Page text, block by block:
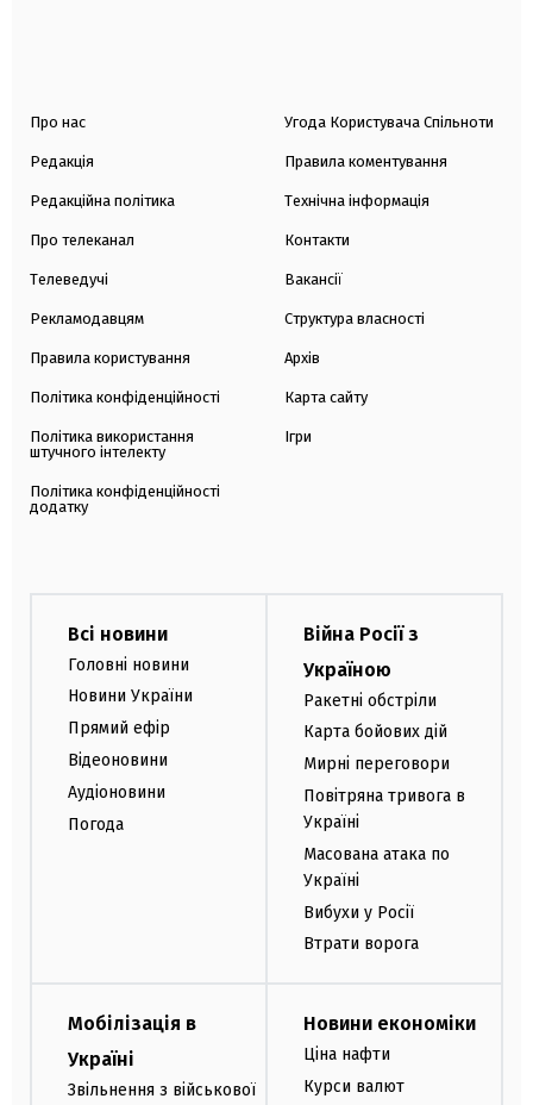
Про нас
Редакція
Редакційна політика
Про телеканал
Телеведучі
Рекламодавцям
Правила користування
Політика конфіденційності
Політика використання
штучного інтелекту
Політика конфіденційності
додатку
Угода Користувача Спільноти
Правила коментування
Технічна інформація
Контакти
Вакансії
Структура власності
Архів
Карта сайту
Ігри
Всі новини
Головні новини
Новини України
Прямий ефір
Відеоновини
Аудіоновини
Погода
Війна Росії з
Україною
Ракетні обстріли
Карта бойових дій
Мирні переговори
Повітряна тривога в
Україні
Масована атака по
Україні
Вибухи у Росії
Втрати ворога
Мобілізація в
Україні
Звільнення з військової
Новини економіки
Ціна нафти
Курси валют